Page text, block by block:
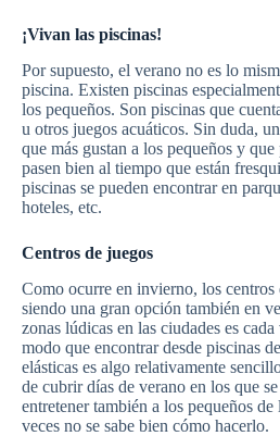
¡Vivan las piscinas!
Por supuesto, el verano no es lo
piscina. Existen piscinas
los pequeños. Son piscinas que
u otros juegos acuáticos. Sin duda,
que más gustan a los pequeños y
pasen bien al tiempo que están
piscinas se pueden encontrar en
hoteles, etc.
Centros de juegos
Como ocurre en invierno, los centros
siendo una gran opción también en
zonas lúdicas en las ciudades es
modo que encontrar desde piscinas
elásticas es algo relativamente
de cubrir días de verano en los que
entretener también a los pequeños de
veces no se sabe bien cómo hacerlo.